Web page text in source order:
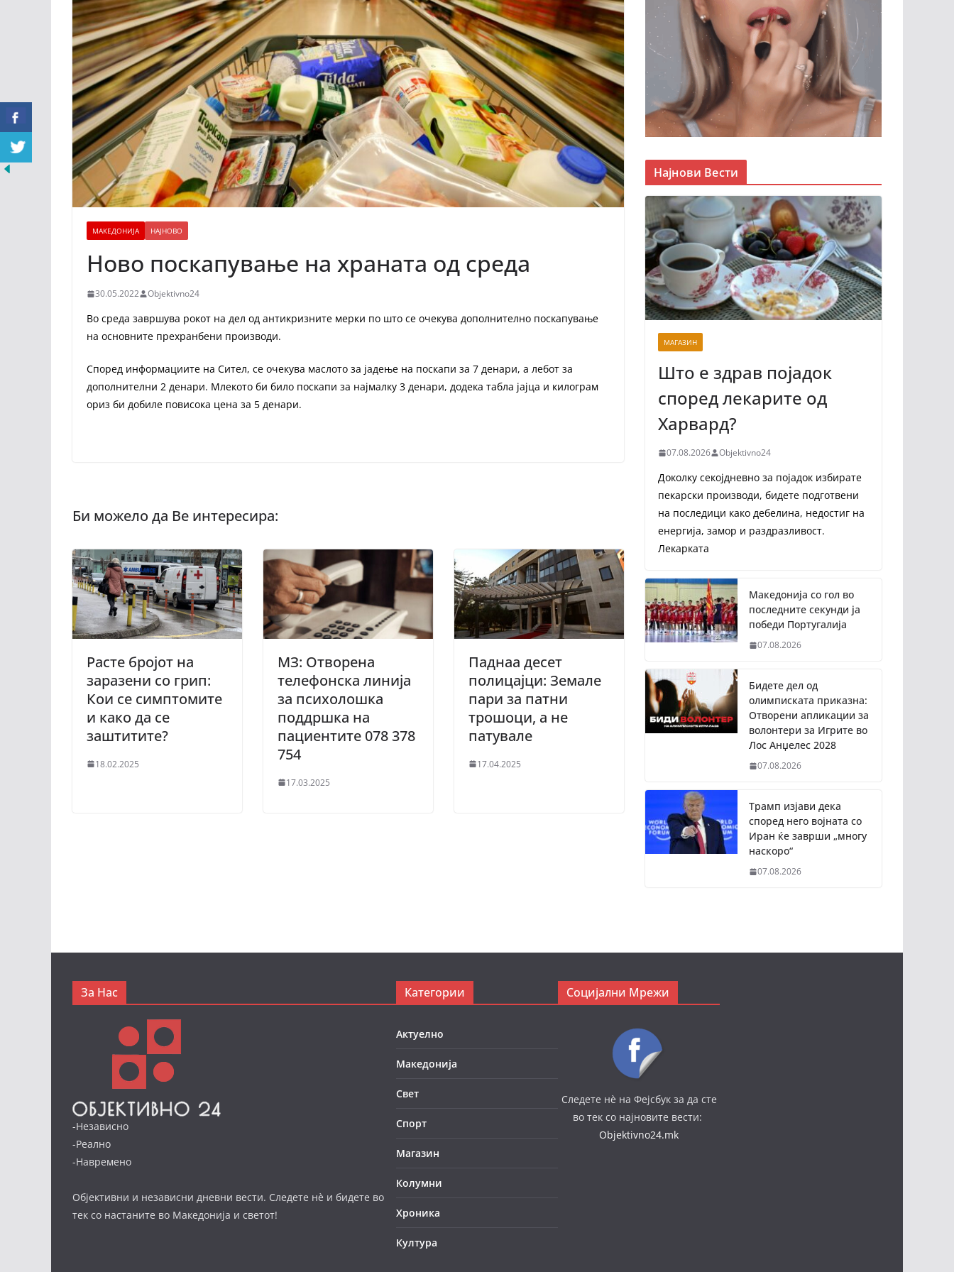
МАКЕДОНИЈА НАЈНОВО
Ново поскапување на храната од среда
30.05.2022 Objektivno24
Во среда завршува рокот на дел од антикризните мерки по што се очекува дополнително поскапување
на основните прехранбени производи.
Според информациите на Сител, се очекува маслото за јадење на поскапи за 7 денари, а лебот за
дополнителни 2 денари. Млекото би било поскапи за најмалку 3 денари, додека табла јајца и килограм
ориз би добиле повисока цена за 5 денари.
Расте бројот на
заразени со грип:
Кои се симптомите
и како да се
заштитите?
18.02.2025
МЗ: Отворена
телефонска линија
за психолошка
поддршка на
пациентите 078 378
754
17.03.2025
Паднаa десет
полицајци: Земале
пари за патни
трошоци, а не
патувале
17.04.2025
Најнови Вести
МАГАЗИН
Што е здрав појадок
според лекарите од
Харвард?
07.08.2026 Objektivno24
Доколку секојдневно за појадок избирате
пекарски производи, бидете подготвени
на последици како дебелина, недостиг на
енергија, замор и раздразливост.
Лекарката
Македонија со гол во
последните секунди ја
победи Португалија
07.08.2026
Бидете дел од
олимписката приказна:
Отворени апликации за
волонтери за Игрите во
Лос Анџелес 2028
07.08.2026
Трамп изјави дека
според него војната со
Иран ќе заврши „многу
наскоро“
07.08.2026
За Нас
-Независно
-Реално
-Навремено
Објективни и независни дневни вести. Следете нè и бидете во
тек со настаните во Македонија и светот!
Категории
Актуелно
Македонија
Свет
Спорт
Магазин
Колумни
Хроника
Култура
Социјални Мрежи
Следете нè на Фејсбук за да сте
во тек со најновите вести:
Objektivno24.mk